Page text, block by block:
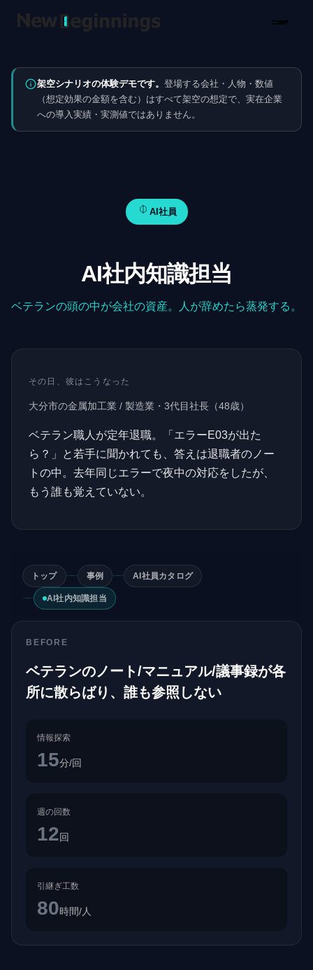
架空シナリオの体験デモです。 登場する会社・人物・数値
（想定効果の金額を含む）はすべて架空の想定で、実在企業
への導入実績・実測値ではありません。
AI社員
AI社内知識担当
ベテランの頭の中が会社の資産。人が辞めたら蒸発する。
その日、彼はこうなった
大分市の金属加工業 / 製造業・3代目社長 （48歳）
ベテラン職人が定年退職。「エラーE03が出た
ら？」と若手に聞かれても、答えは退職者のノー
トの中。去年同じエラーで夜中の対応をしたが、
もう誰も覚えていない。
トップ 事例 AI社員カタログ
AI社内知識担当
BEFORE
ベテランのノート/マニュアル/議事録が各
所に散らばり、誰も参照しない
情報探索
15分/回
週の回数
12回
引継ぎ工数
80時間/人